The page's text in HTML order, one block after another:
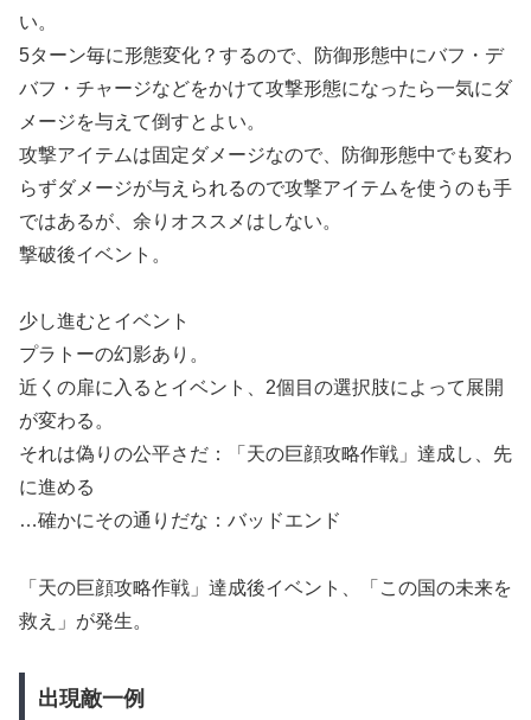
い。
5ターン毎に形態変化？するので、防御形態中にバフ・デ
バフ・チャージなどをかけて攻撃形態になったら一気にダ
メージを与えて倒すとよい。
攻撃アイテムは固定ダメージなので、防御形態中でも変わ
らずダメージが与えられるので攻撃アイテムを使うのも手
ではあるが、余りオススメはしない。
撃破後イベント。
少し進むとイベント
プラトーの幻影あり。
近くの扉に入るとイベント、2個目の選択肢によって展開
が変わる。
それは偽りの公平さだ：「天の巨顔攻略作戦」達成し、先
に進める
…確かにその通りだな：バッドエンド
「天の巨顔攻略作戦」達成後イベント、「この国の未来を
救え」が発生。
出現敵一例